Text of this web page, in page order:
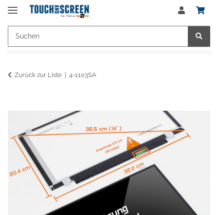
Zurück zur Liste 4-1103SA